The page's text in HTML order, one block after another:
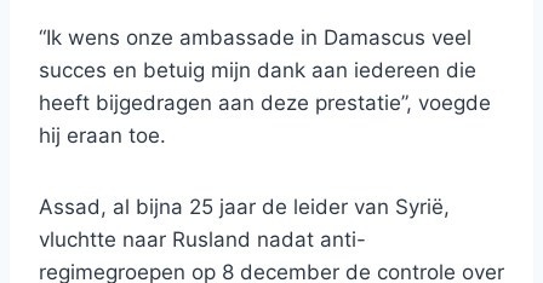
“Ik wens onze ambassade in Damascus veel
succes en betuig mijn dank aan iedereen die
heeft bijgedragen aan deze prestatie”, voegde
hij eraan toe.
Assad, al bijna 25 jaar de leider van Syrië,
vluchtte naar Rusland nadat anti-
regimegroepen op 8 december de controle over